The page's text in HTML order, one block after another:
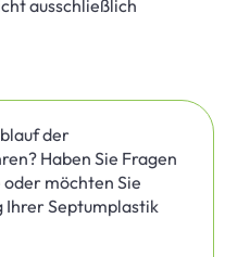
ausschließlich
der
Haben Sie Fragen
möchten Sie
Ihrer Septumplastik